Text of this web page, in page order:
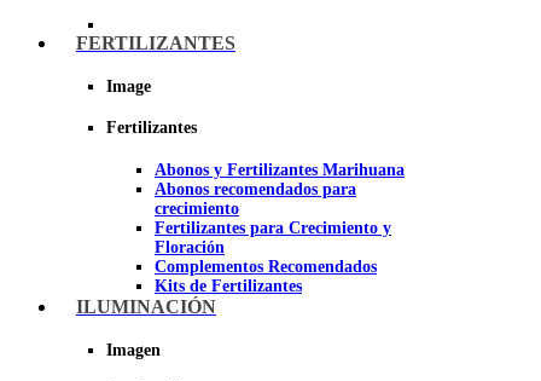
FERTILIZANTES
Image
Fertilizantes
Abonos y Fertilizantes Marihuana
Abonos recomendados para
crecimiento
Fertilizantes para Crecimiento y
Floración
Complementos Recomendados
Kits de Fertilizantes
ILUMINACIÓN
Imagen